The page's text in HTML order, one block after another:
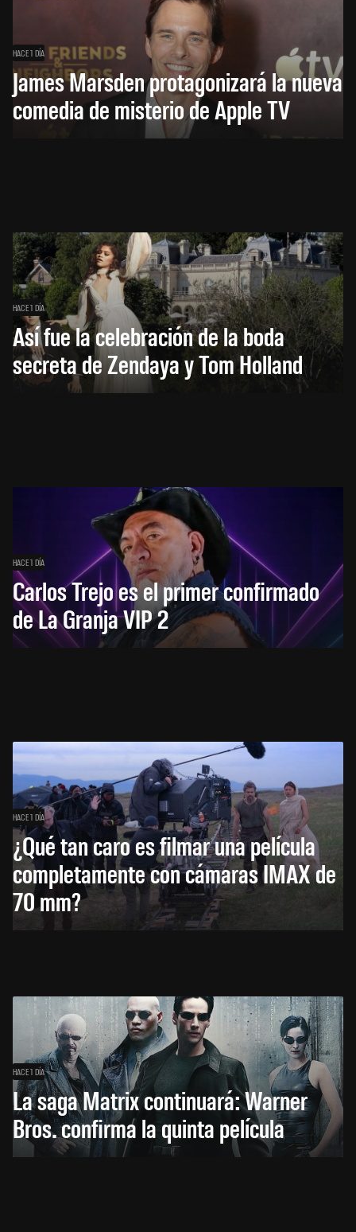
HACE 1 DÍA
James Marsden protagonizará la nueva
comedia de misterio de Apple TV
HACE 1 DÍA
Así fue la celebración de la boda
secreta de Zendaya y Tom Holland
HACE 1 DÍA
Carlos Trejo es el primer confirmado
de La Granja VIP 2
HACE 1 DÍA
¿Qué tan caro es filmar una película
completamente con cámaras IMAX de
70 mm?
HACE 1 DÍA
La saga Matrix continuará: Warner
Bros. confirma la quinta película